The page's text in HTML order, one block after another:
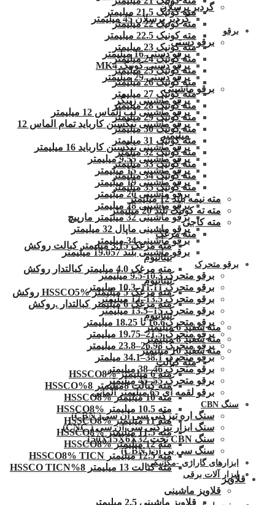
گردبر پرسلان
گردبر پرسلان 45 میلیمتر
برقو
برقو دستی
برقو دستی 16 میلیمتر
برقو دستی کونیک MK4
برقو دستی 29 میلیمتر
برقو ماشینی
برقو ماشینی زینگر
برقو ماشینی لب الماس 12 میلیمتر
برقو ماشینی تنگستن کارباید تمام الماس 12
میلیمتر
برقو ماشینی تنگستن کارباید 16 میلیمتر
برقو ماشینی 9.55 میلیمتر
برقو ماشینی 15 میلیمتر
برقو ماشینی 19 میلیمتر
برقو ماشینی 20 میلیمتر
برقو ماشینی 28 میلیمتر
برقو ماشینی 32 میلیمتر مارپیچ
برقو ماشینی ماپال 32 میلیمتر
برقو ماشینی 34 میلیمتر
برقو ماشینی بلند 19.057 میلیمتر
برقو متحرک
برقو متحرک 10.3-9.5 میلیمتر
برقو متحرک 11.11–10.3 میلیمتر
برقو متحرک 13.5–12 میلیمتر
برقو متحرک 15–13.5 میلیمتر
برقو متحرک16.6 تا 18.25 میلیمتر
برقو متحرک 21.5–19.75 میلیمتر
برقو متحرک 26.98–23.8 میلیمتر
برقو متحرک 38.1–34.1 میلمتر
برقو متحرک 46–38 میلیمتر
برقو متحرک 55–45 میلیمتر
برقو لقمه ای 65 میلیمتر آلمانی
سنگ CBN
سنگ اره تیزکنی سی ان سی( CBN)
سنگ ابزار تیزکنی سی ان سی ( CNC)
سنگ CBN تخت 150X15X6X32
سنگ سی بی ان( CBN)
ابزارهای گاراژی -مکانیکی
ابزار آلات برقی
مته کونیک 21.5 میلیمتر
مته کونیک 22 میلیمتر
مته کونیک 22.5 میلیمتر
مته کونیک 23 میلیمتر
مته کونیک 24 میلیمتر
مته کونیک 25 میلیمتر
مته کونیک 26 میلیمتر
مته کونیک 27 میلیمتر
مته کونیک 28 میلیمتر
مته کونیک 29 میلیمتر
مته کونیک 30 میلیمتر
مته کونیک 31 میلیمتر
مته کونیک 32 میلمتر
مته کونیک 33 میلیمتر
مته کونیک 34 میلیمتر
مته کونیک 35 میلیمتر
مته نیمه بلند 12 میلیمتر
مته ته کونیک بلند 20 میلیمتر
مته کاجی
مته مرغک
مته مرغک 3.15 میلیمتر کبالت روکش
تیتانیوم
مته مرغک 4.0 میلیمتر کبالتدار روکش
تیتانیوم
مته مرغک 5 میلیمتر HSSCO5% روکش
مته مرغک 6 میلیمتر کبالتدار .روکش
تیتانیوم
مته سفید 6 میلیمتر
مته سفید 8 میلیمتر
مته سفید 10 میلیمتر
مته کبالت
مته 6 میلیمتر HSSCO8%
مته کبالت 8میلیمتر 8%HSSCO
مته 10 میلیمتر HSSCO8%
مته 10.5 میلیمتر HSSCO8%
مته 11 میلیمتر HSSCO8%
مته 11.5 میلیمتر HSSCO8%
مته 12 میلیمتر HSSCO8%
مته 12.5 میلیمتر HSSCO8% TICN
مته کبالت 13 میلیمتر 8%HSSCO TICN
قلاویز
قلاویز ماشینی
قلاویز ماشینی 2.5 میلیمتر